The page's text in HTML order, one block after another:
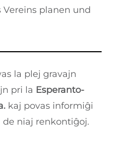
planen und
la plej gravajn
pri la Esperanto-
kaj povas informiĝi
niaj renkontiĝoj.